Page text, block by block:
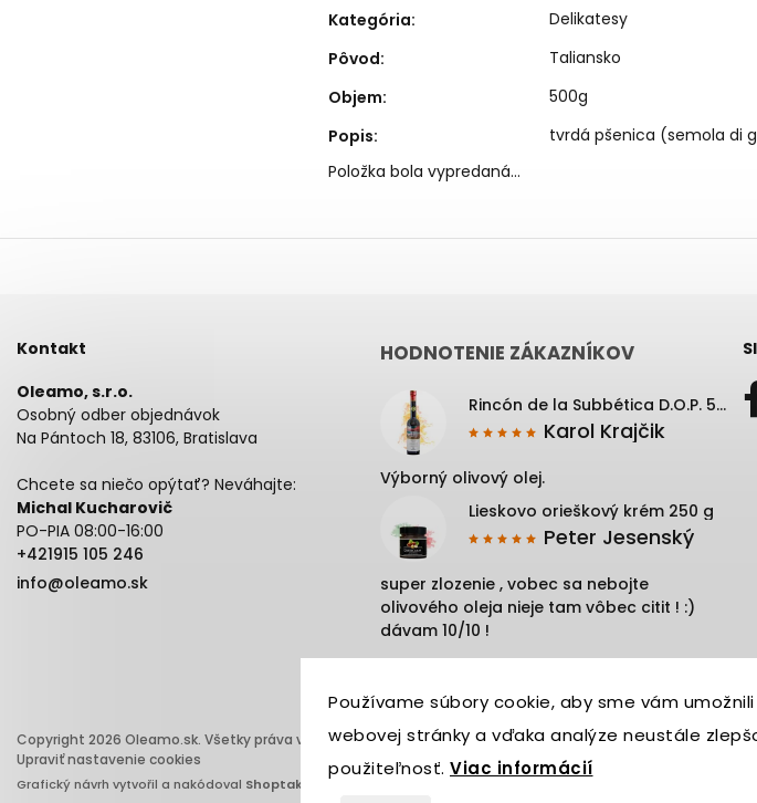
Používame súbory cookie, aby sme vám
webovej stránky a vďaka analýze neustále
použiteľnosť. Viac informácií
Kategória:
Delikatesy
Pôvod:
Taliansko
Objem:
500g
Popis:
tvrdá pšenica (semola di
Položka bola vypredaná…
Kontakt
Oleamo, s.r.o.
Osobný odber objednávok
Na Pántoch 18, 83106, Bratislava
Chcete sa niečo opýtať? Neváhajte:
Michal Kucharovič
PO-PIA 08:00-16:00
+421915 105 246
info@oleamo.sk
HODNOTENIE ZÁKAZNÍKOV
Rincón de la Subbética D.O.P. 500 ml
Karol Krajčik
Výborný olivový olej.
Lieskovo orieškový krém 250 g
Peter Jesenský
super zlozenie , vobec sa nebojte
olivového oleja nieje tam vôbec citit ! :)
dávam 10/10 !
Copyright 2026 Oleamo.sk. Všetky práva vyhradené.
Upraviť nastavenie cookies
Grafický návrh vytvořil a nakódoval Shoptak.cz